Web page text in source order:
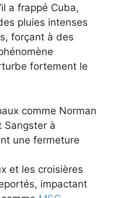
a frappé Cuba,
pluies intenses
forçant à des
fortement le
comme Norman
Sangster à
une fermeture
et les croisières
impactant